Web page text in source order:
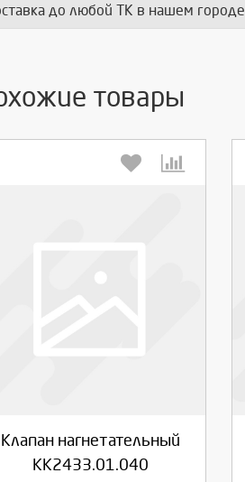
до любой ТК в нашем городе
товары
Клапан нагнетательный
КК2433.01.040